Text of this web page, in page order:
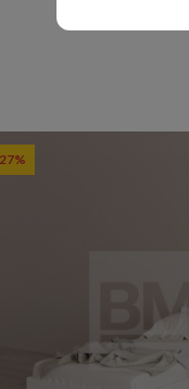
27%